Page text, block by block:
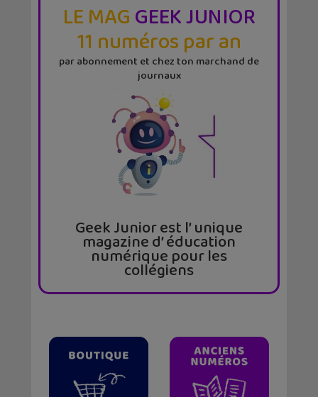
LE MAGGEEK JUNIOR
11 numéros par an
par abonnement et chez ton marchand de
journaux
Geek Junior est l’ unique
magazine d’ éducation
numérique pour les
collégiens